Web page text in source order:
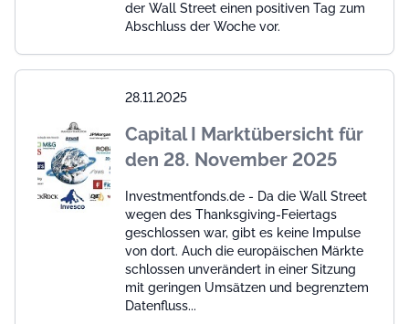
der Wall Street einen positiven Tag zum
Abschluss der Woche vor.
28.11.2025
Capital I Marktübersicht für
den 28. November 2025
Investmentfonds.de - Da die Wall Street
wegen des Thanksgiving-Feiertags
geschlossen war, gibt es keine Impulse
von dort. Auch die europäischen Märkte
schlossen unverändert in einer Sitzung
mit geringen Umsätzen und begrenztem
Datenfluss...